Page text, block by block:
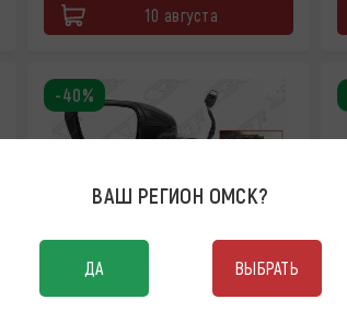
10 августа
Зеркало левое (обогрев,
-40%
ВАШ РЕГИОН ОМСК?
ДА ВЫБРАТЬ